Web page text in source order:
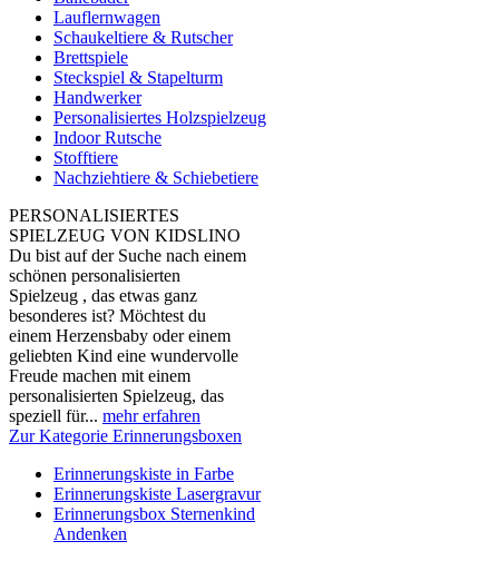
Lauflernwagen
Schaukeltiere & Rutscher
Brettspiele
Steckspiel & Stapelturm
Handwerker
Personalisiertes Holzspielzeug
Indoor Rutsche
Stofftiere
Nachziehtiere & Schiebetiere
PERSONALISIERTES
SPIELZEUG VON KIDSLINO
Du bist auf der Suche nach einem
schönen personalisierten
Spielzeug , das etwas ganz
besonderes ist? Möchtest du
einem Herzensbaby oder einem
geliebten Kind eine wundervolle
Freude machen mit einem
personalisierten Spielzeug, das
speziell für... mehr erfahren
Zur Kategorie Erinnerungsboxen
Erinnerungskiste in Farbe
Erinnerungskiste Lasergravur
Erinnerungsbox Sternenkind
Andenken